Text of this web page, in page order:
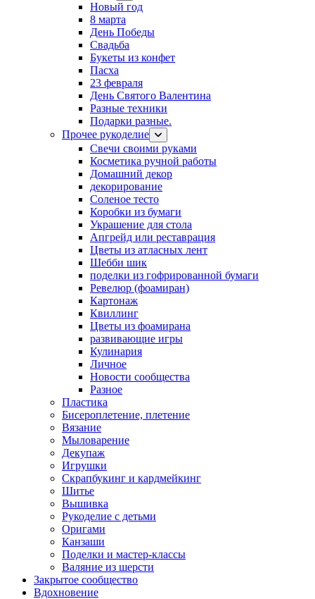
Новый год
8 марта
День Победы
Свадьба
Букеты из конфет
Пасха
23 февраля
День Святого Валентина
Разные техники
Подарки разные.
Прочее рукоделие
Свечи своими руками
Косметика ручной работы
Домашний декор
декорирование
Соленое тесто
Коробки из бумаги
Украшение для стола
Апгрейд или реставрация
Цветы из атласных лент
Шебби шик
поделки из гофрированной бумаги
Ревелюр (фоамиран)
Картонаж
Квиллинг
Цветы из фоамирана
развивающие игры
Кулинария
Личное
Новости сообщества
Разное
Пластика
Бисероплетение, плетение
Вязание
Мыловарение
Декупаж
Игрушки
Скрапбукинг и кардмейкинг
Шитье
Вышивка
Рукоделие с детьми
Оригами
Канзаши
Поделки и мастер-классы
Валяние из шерсти
Закрытое сообщество
Вдохновение